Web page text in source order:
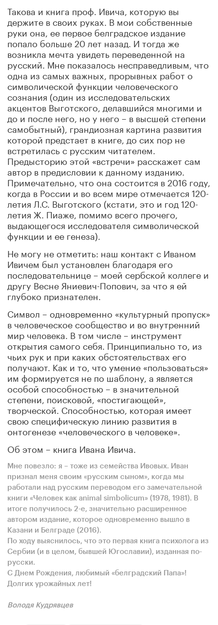
Такова и книга проф. Ивича, которую вы
держите в своих руках. В мои собственные
руки она, ее первое белградское издание
попало больше 20 лет назад. И тогда же
возникла мечта увидеть переведенной на
русский. Мне показалось несправедливым, что
одна из самых важных, прорывных работ о
символической функции человеческого
сознания (один из исследовательских
акцентов Выготского, делавшийся многими и
до и после него, но у него – в высшей степени
самобытный), грандиозная картина развития
которой предстает в книге, до сих пор не
встретилась с русским читателем.
Предысторию этой «встречи» расскажет сам
автор в предисловии к данному изданию.
Примечательно, что она состоится в 2016 году,
когда в России и во всем мире отмечается 120-
летия Л.С. Выготского (кстати, это и год 120-
летия Ж. Пиаже, помимо всего прочего,
выдающегося исследователя символической
функции и ее генеза).
Не могу не отметить: наш контакт с Иваном
Ивичем был установлен благодаря его
последовательнице – моей сербской коллеге и
другу Весне Яниевич-Попович, за что я ей
глубоко признателен.
Символ – одновременно «культурный пропуск»
в человеческое сообщество и во внутренний
мир человека. В том числе – инструмент
открытия самого себя. Принципиально то, из
чьих рук и при каких обстоятельствах его
получают. Как и то, что умение «пользоваться»
им формируется не по шаблону, а является
особой способностью – в значительной
степени, поисковой, «постигающей»,
творческой. Способностью, которая имеет
свою специфическую линию развития в
онтогенезе «человеческого в человеке».
Об этом – книга Ивана Ивича.
Мне повезло: я – тоже из семейства Ивовых. Иван
признал меня своим «русским сыном», когда мы
работали над русским переводом его замечательной
книги «Человек как animal simbolicum» (1978, 1981). В
итоге получилось 2-е, значительно расширенное
автором издание, которое одновременно вышло в
Казани и Белграде (2016).
По ходу выяснилось, что это первая книга психолога из
Сербии (и в целом, бывшей Югославии), изданная по-
русски.
С Днем Рождения, любимый «белградский Папа»!
Долгих урожайных лет!
Володя Кудрявцев